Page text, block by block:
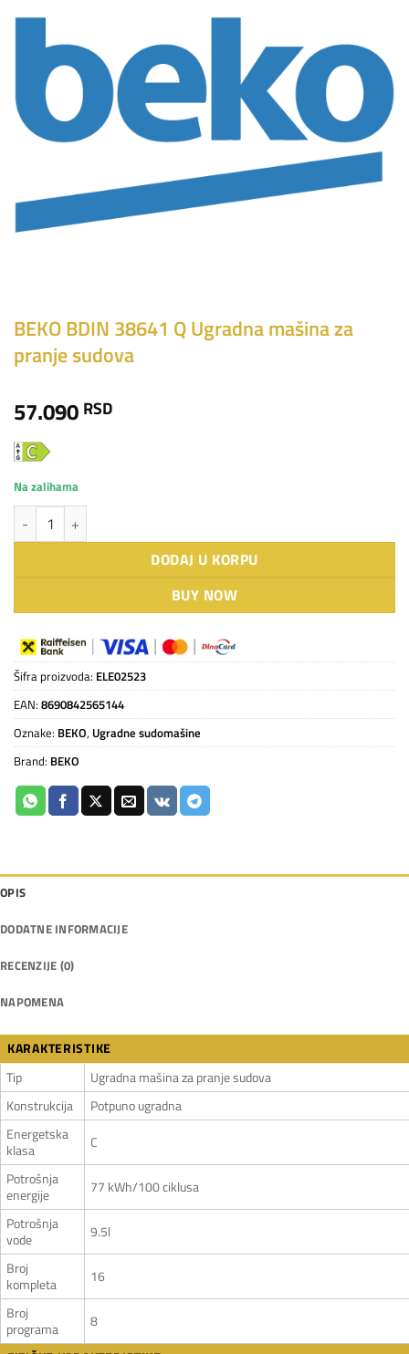
BEKO BDIN 38641 Q Ugradna mašina za
pranje sudova
57.090 RSD
Na zalihama
BEKO BDIN 38641 Q Ugradna mašina za pranje sudova količina
DODAJ U KORPU
BUY NOW
Šifra proizvoda: ELE02523
EAN: 8690842565144
Oznake: BEKO, Ugradne sudomašine
Brand: BEKO
OPIS
DODATNE INFORMACIJE
RECENZIJE (0)
NAPOMENA
KARAKTERISTIKE
Tip
Ugradna mašina za pranje sudova
Konstrukcija
Potpuno ugradna
Energetska
klasa
C
Potrošnja
energije
77 kWh/100 ciklusa
Potrošnja
vode
9.5l
Broj
kompleta
16
Broj
programa
8